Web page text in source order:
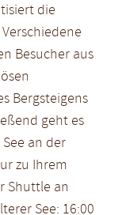
die
Besucher aus
Bergsteigens
geht es
an der
zu Ihrem
Shuttle an
See: 16:00